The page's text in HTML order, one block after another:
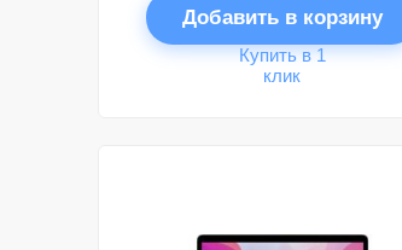
Добавить в корзину
Купить в 1
клик